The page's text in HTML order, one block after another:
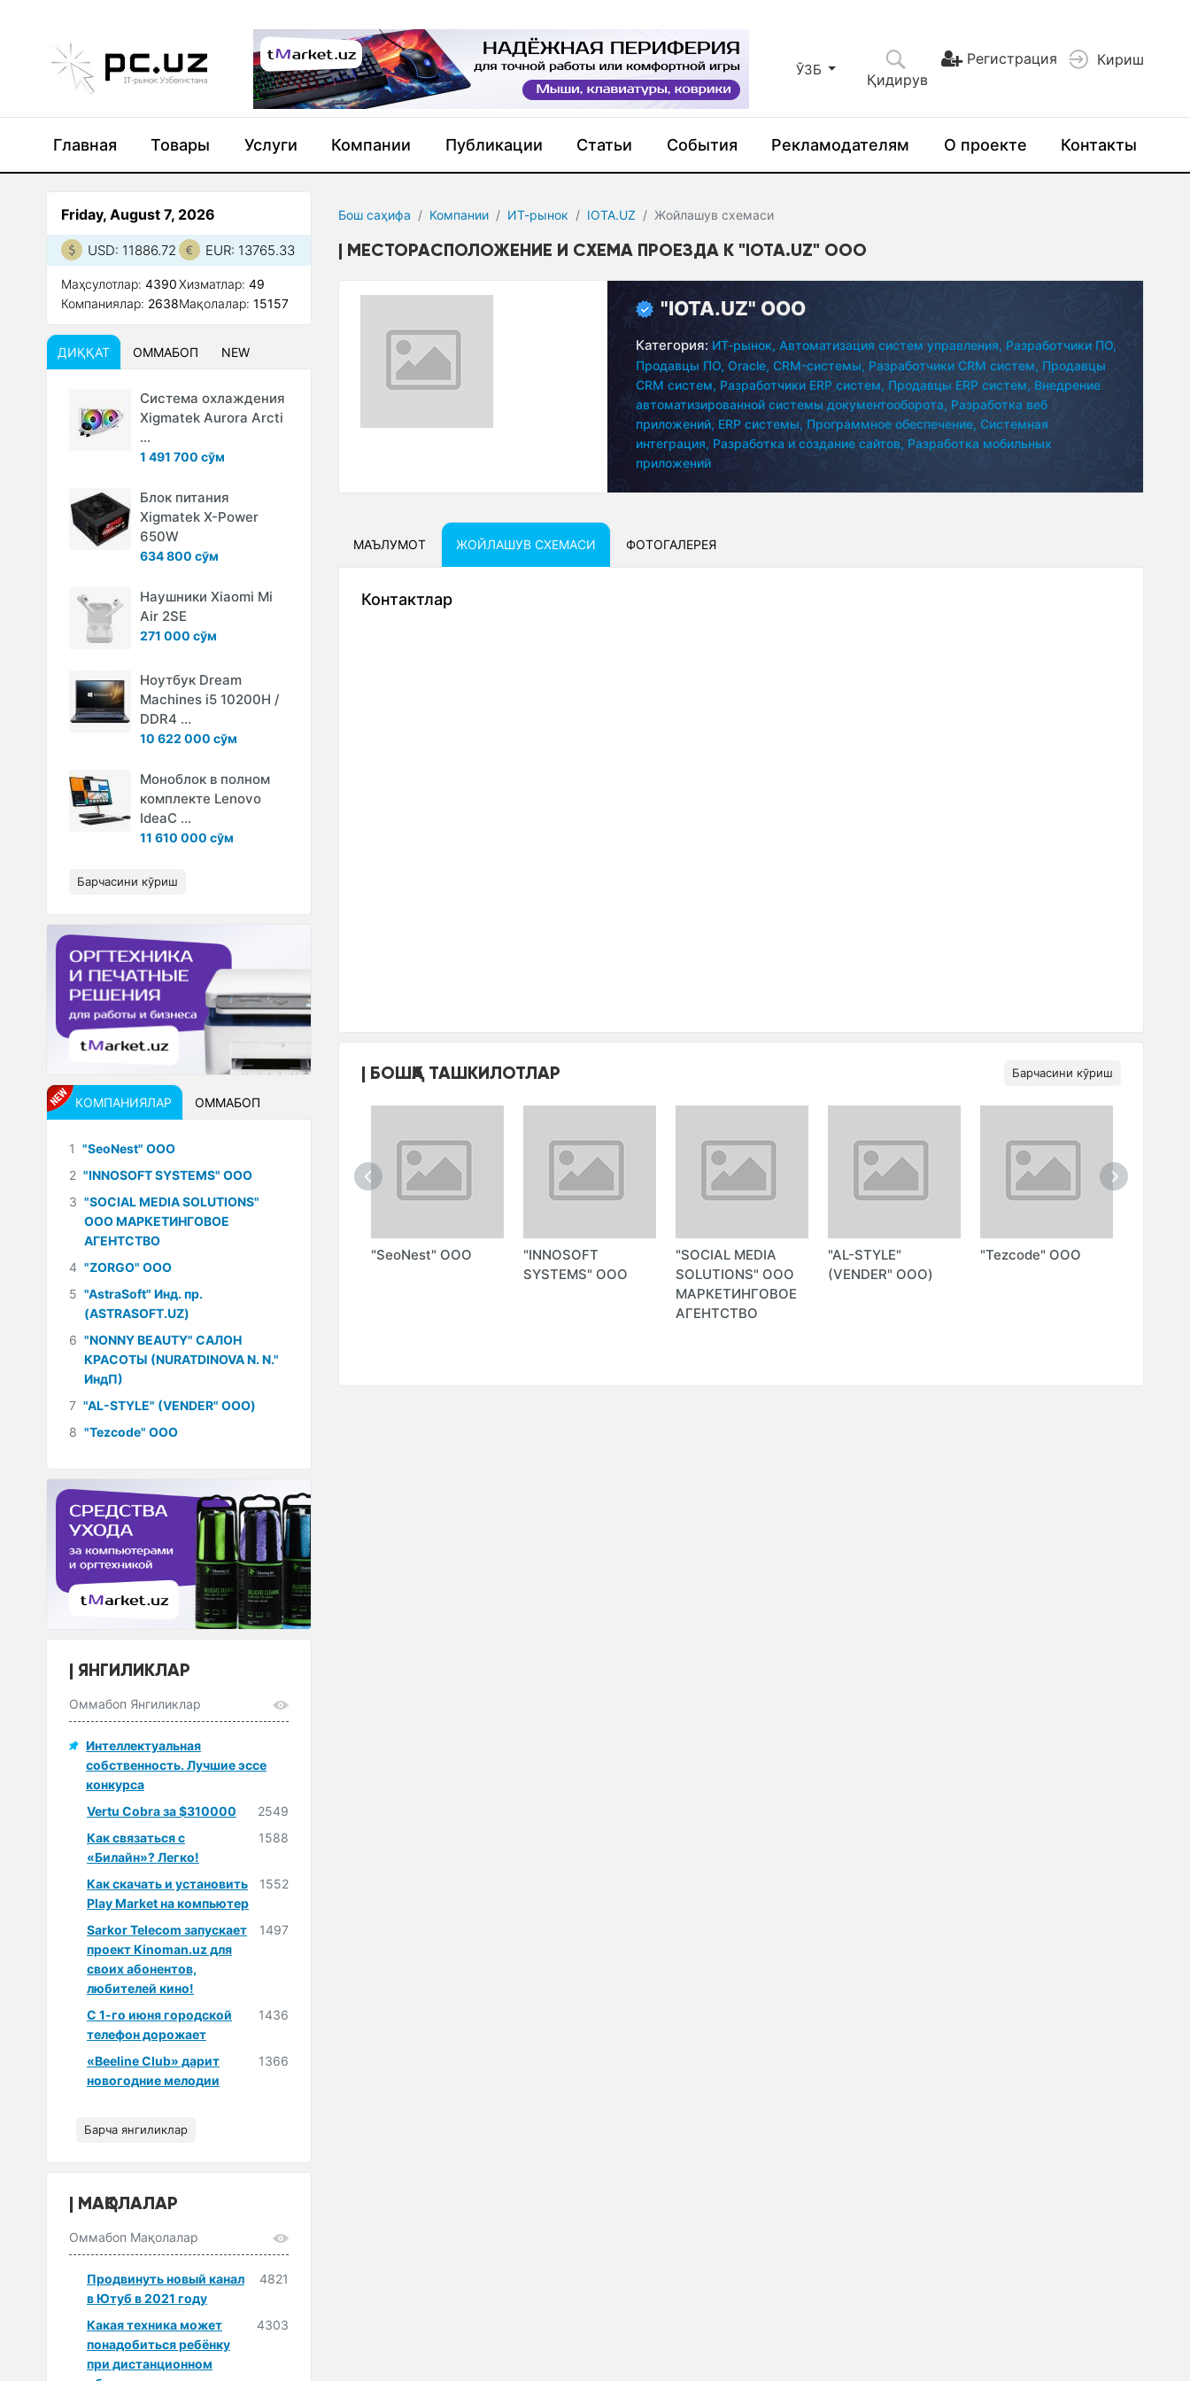
ЎЗБ
Қидирув
Регистрация Кириш
Главная Товары Услуги Компании Публикации Статьи События Рекламодателям О проекте Контакты
Бош саҳифа Компании ИТ-рынок IOTA.UZ Жойлашув сxемаси
МЕСТОРАСПОЛОЖЕНИЕ И СХЕМА ПРОЕЗДА К "IOTA.UZ" ООО
"IOTA.UZ" ООО
Категория: ИТ-рынок, Автоматизация систем управления, Разработчики ПО,
Продавцы ПО, Oracle, CRM-системы, Разработчики CRM систем, Продавцы
CRM систем, Разработчики ERP систем, Продавцы ERP систем, Внедрение
автоматизированной системы документооборота, Разработка веб
приложений, ERP системы, Программное обеспечение, Системная
интеграция, Разработка и создание сайтов, Разработка мобильных
приложений
МАЪЛУМОТ ЖОЙЛАШУВ СXЕМАСИ ФОТОГАЛЕРЕЯ
Контактлар
БОШҚА ТАШКИЛОТЛАР Барчасини кўриш
ИндП)
"SeoNest" ООО
"INNOSOFT
SYSTEMS" ООО
"SOCIAL MEDIA
SOLUTIONS" ООО
МАРКЕТИНГОВОЕ
АГЕНТСТВО
"AL-STYLE"
(VENDER" ООО)
"Tezcode" ООО
Friday, August 7, 2026
USD: 11886.72 EUR: 13765.33
Маҳсулотлар: 4390
Компаниялар: 2638
Xизматлар:49
Мақолалар:15157
ДИҚҚАТ ОММАБОП NEW
Система охлаждения
Xigmatek Aurora Arcti
...
1 491 700 сўм
Блок питания
Xigmatek X-Power
650W
634 800 сўм
Наушники Xiaomi Mi
Air 2SE
271 000 сўм
Ноутбук Dream
Machines i5 10200H /
DDR4 ...
10 622 000 сўм
Моноблок в полном
комплекте Lenovo
IdeaC ...
11 610 000 сўм
Барчасини кўриш
КОМПАНИЯЛАР ОММАБОП
1 "SeoNest" ООО
2 "INNOSOFT SYSTEMS" ООО
3 "SOCIAL MEDIA SOLUTIONS"
ООО МАРКЕТИНГОВОЕ
АГЕНТСТВО
4 "ZORGO" ООО
5 "AstraSoft" Инд. пр.
(ASTRASOFT.UZ)
6 "NONNY BEAUTY" САЛОН
КРАСОТЫ (NURATDINOVA N. N."
ИндП)
7 "AL-STYLE" (VENDER" ООО)
8 "Tezcode" ООО
ЯНГИЛИКЛАР
Оммабоп Янгиликлар
Интеллектуальная
собственность. Лучшие эссе
конкурса
Vertu Cobra за $310000
2549
Как связаться с
«Билайн»? Легко!
1588
Как скачать и установить
Play Market на компьютер
1552
Sarkor Telecom запускает
проект Kinoman.uz для
своих абонентов,
любителей кино!
1497
С 1-го июня городской
телефон дорожает
1436
«Beeline Club» дарит
новогодние мелодии
1366
Барча янгиликлар
МАҚОЛАЛАР
Оммабоп Мақолалар
Продвинуть новый канал
в Ютуб в 2021 году
4821
Какая техника может
понадобиться ребёнку
при дистанционном
4303